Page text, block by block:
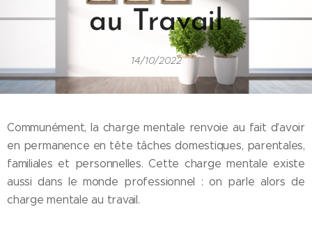
au Travail
14/10/2022
Communément, la charge mentale renvoie au fait d'avoir
en permanence en tête tâches domestiques, parentales,
familiales et personnelles. Cette charge mentale existe
aussi dans le monde professionnel : on parle alors de
charge mentale au travail.